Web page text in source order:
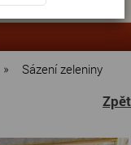
551
lysa.cz
» Sázení zeleniny
Zpět